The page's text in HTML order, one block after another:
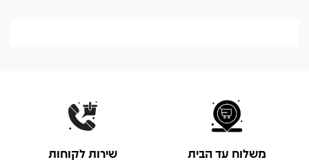
משלוח עד הבית שירות לקוחות